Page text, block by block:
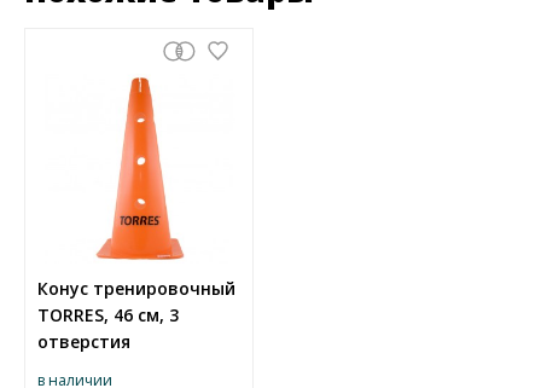
Конус тренировочный
TORRES, 46 см, 3
отверстия
в наличии